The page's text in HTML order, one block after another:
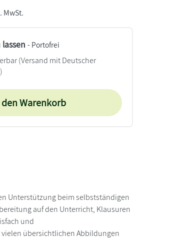
MwSt.
- Portofrei
(Versand mit Deutscher
Warenkorb
Unterstützung beim selbstständigen
auf den Unterricht, Klausuren
und
übersichtlichen Abbildungen